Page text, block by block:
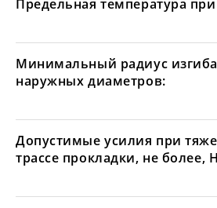
Предельная температура при
Минимальный радиус
наружных диаметров:
Допустимые усилия при
трассе прокладки, не более,